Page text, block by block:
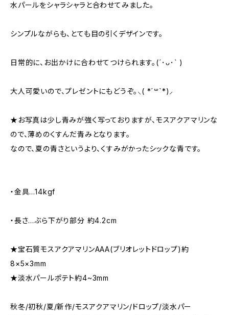
水パールをシャラシャラと合わせてみました。
シンプルながらも、とても目の引くデザインです。
日常的に、お出かけに合わせてつけられます。(´･ᴗ･` )
大人可愛いので、プレゼントにもどうぞ。⸜( *´꒳`*)⸝
★お写真は少し青みが強く写っておりますが、モスアクアマリンな
ので、薄めのくすんだ青みとなります。
なので、夏の青さというより、くすみがかったシックな青です。
・金具…14kgf
・長さ…ぶら下がり部分 約4.2cm
★宝石質モスアクアマリンAAA(ブリオレットドロップ)約
8×5×3mm
★淡水パールポテト約4~3mm
秋冬/初秋/夏/新作/モスアクアマリン/ドロップ/淡水パー